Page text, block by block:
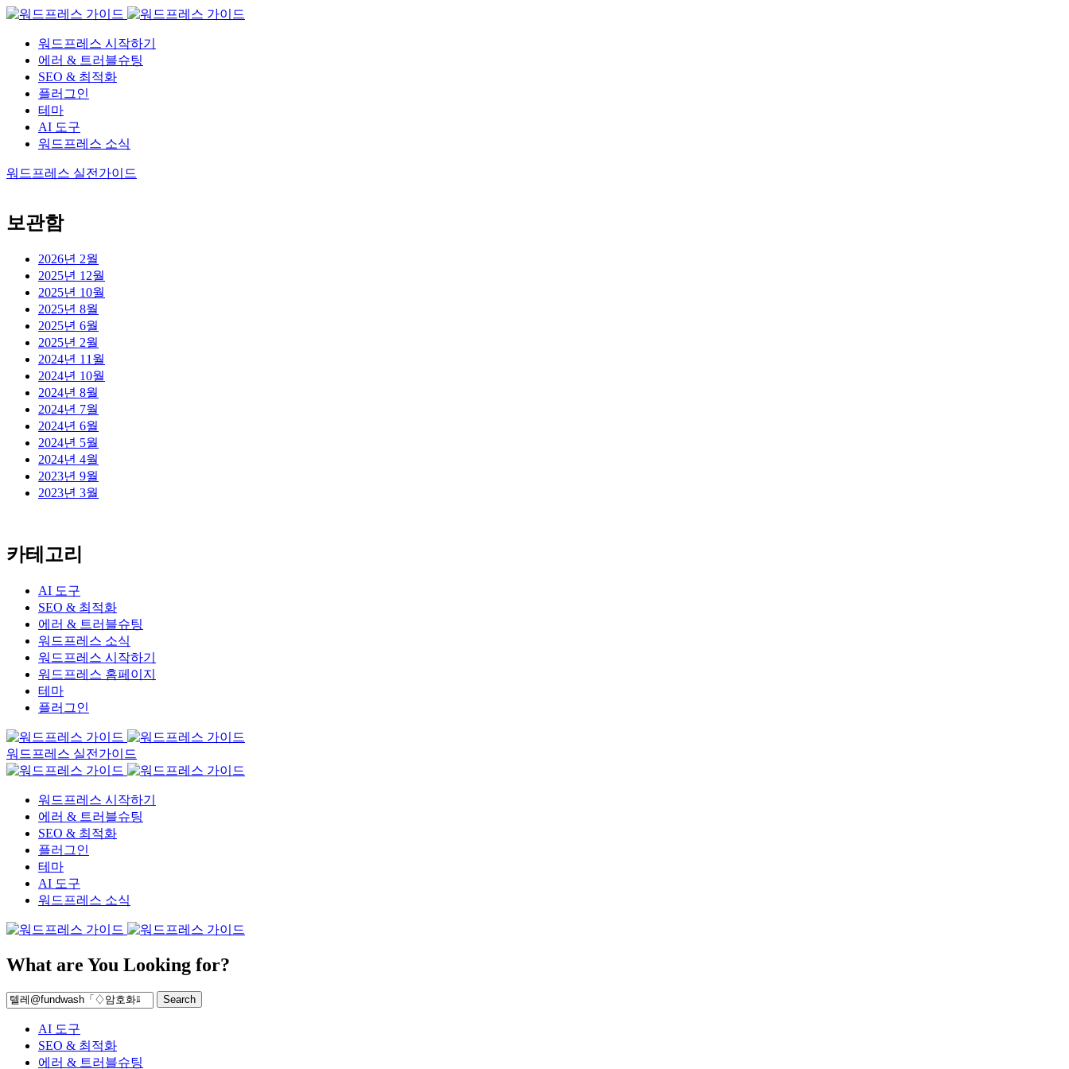
워드프레스 시작하기
에러 & 트러블슈팅
SEO & 최적화
플러그인
테마
AI 도구
워드프레스 소식
워드프레스 실전가이드
보관함
2026년 2월
2025년 12월
2025년 10월
2025년 8월
2025년 6월
2025년 2월
2024년 11월
2024년 10월
2024년 8월
2024년 7월
2024년 6월
2024년 5월
2024년 4월
2023년 9월
2023년 3월
카테고리
AI 도구
SEO & 최적화
에러 & 트러블슈팅
워드프레스 소식
워드프레스 시작하기
워드프레스 홈페이지
테마
플러그인
워드프레스 실전가이드
워드프레스 시작하기
에러 & 트러블슈팅
SEO & 최적화
플러그인
테마
AI 도구
워드프레스 소식
What are You Looking for?
Search
AI 도구
SEO & 최적화
에러 & 트러블슈팅